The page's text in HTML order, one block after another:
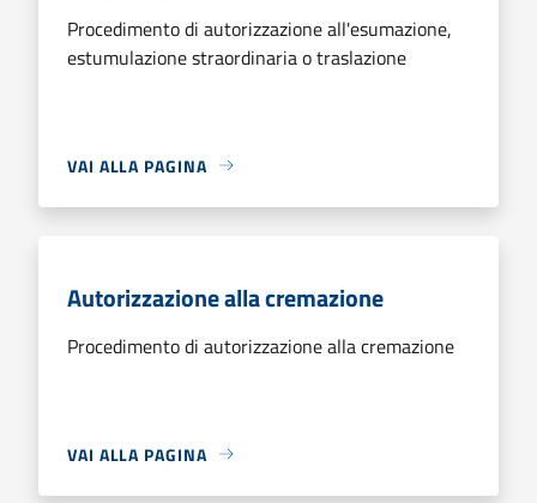
Procedimento di autorizzazione all'esumazione,
estumulazione straordinaria o traslazione
VAI ALLA PAGINA
Autorizzazione alla cremazione
Procedimento di autorizzazione alla cremazione
VAI ALLA PAGINA